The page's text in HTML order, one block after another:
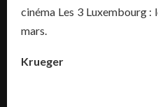
cinéma Les 3 Luxembourg :
mars.
Krueger